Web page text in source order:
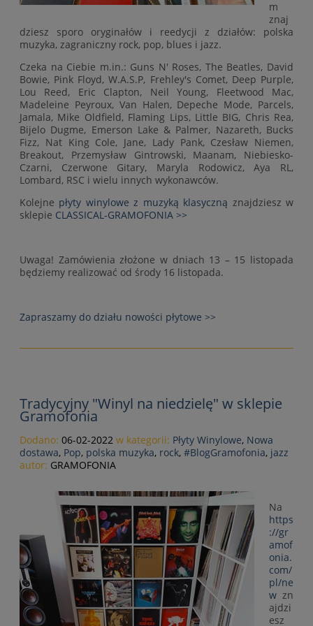
m
znaj
dziesz sporo oryginałów i reedycji z działów: polska
muzyka, zagraniczny rock, pop, blues i jazz.
Czeka na Ciebie m.in.: Guns N' Roses, The Beatles, David
Bowie, Pink Floyd, W.A.S.P, Frehley's Comet, Deep Purple,
Lou Reed, Eric Clapton, Neil Young, Fleetwood Mac,
Madeleine Peyroux, Van Halen, Depeche Mode, Parcels,
Jamala, Mike Oldfield, Flaming Lips, Little BIG, Chris Rea,
Bijelo Dugme, Emerson Lake & Palmer, Nazareth, Bucks
Fizz, Nat King Cole, Jane, Lady Pank, Czesław Niemen,
Breakout, Przemysław Gintrowski, Maanam, Niebiesko-
Czarni, Czerwone Gitary, Maryla Rodowicz, Aya RL,
Lombard, RSC i wielu innych wykonawców.
Kolejne płyty winylowe z muzyką klasyczną znajdziesz w
sklepie CLASSICAL-GRAMOFONIA >>
Uwaga! Zamówienia złożone w dniach 13 – 15 listopada
będziemy realizować od środy 16 listopada.
Zapraszamy do działu nowości płytowe >>
Tradycyjny "Winyl na niedzielę" w sklepie
Gramofonia
Dodano: 06-02-2022 w kategorii: Płyty Winylowe, Nowa
dostawa, Pop, polska muzyka, rock, #BlogGramofonia, jazz
autor: GRAMOFONIA
Na
https
://gr
amof
onia.
com/
pl/ne
w zn
ajdzi
esz